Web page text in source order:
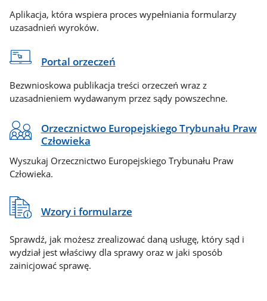
Aplikacja, która wspiera proces wypełniania formularzy
uzasadnień wyroków.
Portal orzeczeń
Bezwnioskowa publikacja treści orzeczeń wraz z
uzasadnieniem wydawanym przez sądy powszechne.
Orzecznictwo Europejskiego Trybunału Praw
Człowieka
Wyszukaj Orzecznictwo Europejskiego Trybunału Praw
Człowieka.
Wzory i formularze
Sprawdź, jak możesz zrealizować daną usługę, który sąd i
wydział jest właściwy dla sprawy oraz w jaki sposób
zainicjować sprawę.